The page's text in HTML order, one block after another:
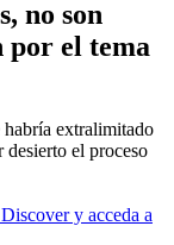
no son
por el tema
extralimitado
desierto el proceso
y acceda a